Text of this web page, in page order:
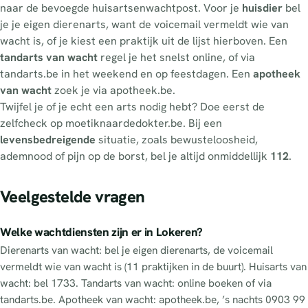
naar de bevoegde huisartsenwachtpost. Voor je huisdier bel
je je eigen dierenarts, want de voicemail vermeldt wie van
wacht is, of je kiest een praktijk uit de lijst hierboven. Een
tandarts van wacht regel je het snelst online, of via
tandarts.be in het weekend en op feestdagen. Een apotheek
van wachtzoek je via apotheek.be.
Twijfel je of je echt een arts nodig hebt? Doe eerst de
zelfcheck op moetiknaardedokter.be. Bij een
levensbedreigende situatie, zoals bewusteloosheid,
ademnood of pijn op de borst, bel je altijd onmiddellijk 112.
Veelgestelde vragen
Welke wachtdiensten zijn er in Lokeren?
Dierenarts van wacht: bel je eigen dierenarts, de voicemail
vermeldt wie van wacht is (11 praktijken in de buurt). Huisarts van
wacht: bel 1733. Tandarts van wacht: online boeken of via
tandarts.be. Apotheek van wacht: apotheek.be, ’s nachts 0903 99